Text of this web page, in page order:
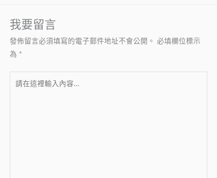
我要留言
發佈留言必須填寫的電子郵件地址不會公開。 必填欄位標示
為 *